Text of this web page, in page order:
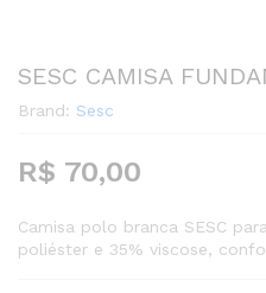
SESC CAMISA
Brand: Sesc
R$ 70,00
Camisa polo branca SESC
poliéster e 35% viscose,